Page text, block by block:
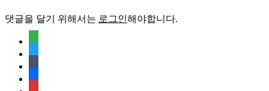
댓글을 달기 위해서는 로그인해야합니다.